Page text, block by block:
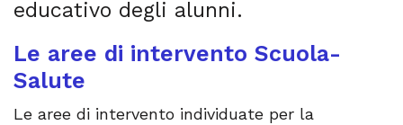
educativo degli alunni.
Le aree di intervento Scuola-
Salute
Le aree di intervento individuate per la